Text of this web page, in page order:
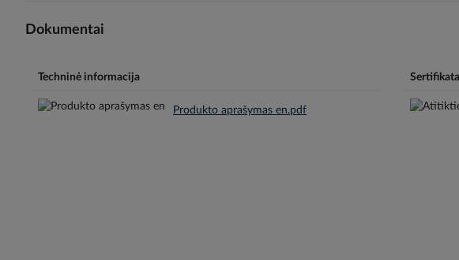
Dokumentai
Techninė informacija
Produkto aprašymas en.pdf